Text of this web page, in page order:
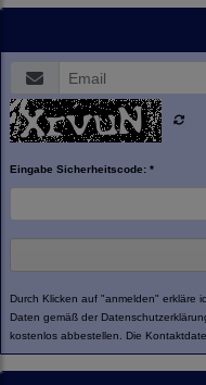
Eingabe Sicherheitscode: *
Durch Klicken auf "anmelden" erkläre
Daten gemäß der
kostenlos abbestellen. Die